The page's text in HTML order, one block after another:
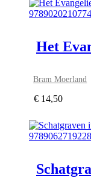
Het
Bram Moerland
€ 14,50